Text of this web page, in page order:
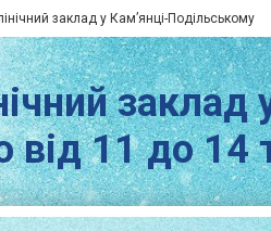
заклад у Кам’янці-Подільському
заклад
11 до 14